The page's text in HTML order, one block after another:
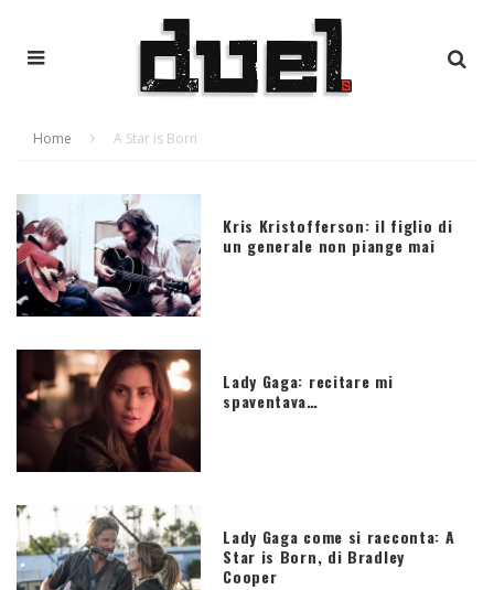
Home A Star is Born
Kris Kristofferson: il figlio di
un generale non piange mai
Lady Gaga: recitare mi
spaventava…
Lady Gaga come si racconta: A
Star is Born, di Bradley
Cooper